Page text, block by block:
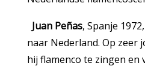
Juan Peñas, Spanje
naar Nederland. Op zeer
hij flamenco te zingen en